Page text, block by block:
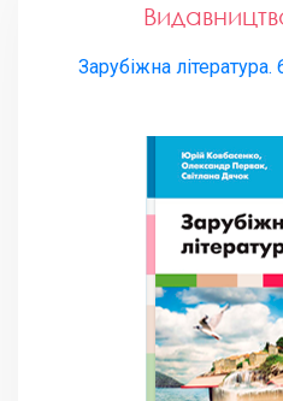
Зарубіжна література.